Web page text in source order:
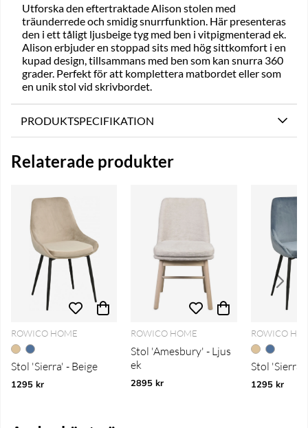
Utforska den eftertraktade Alison stolen med
träunderrede och smidig snurrfunktion. Här presenteras
den i ett tåligt ljusbeige tyg med ben i vitpigmenterad ek.
Alison erbjuder en stoppad sits med hög sittkomfort i en
kupad design, tillsammans med ben som kan snurra 360
grader. Perfekt för att komplettera matbordet eller som
en unik stol vid skrivbordet.
PRODUKTSPECIFIKATION
Relaterade produkter
ROWICO HOME
Stol 'Sierra' - Beige
1295 kr
ROWICO HOME
Stol 'Amesbury' - Ljus
ek
2895 kr
ROWICO
Stol 'Sierra'
1295 kr